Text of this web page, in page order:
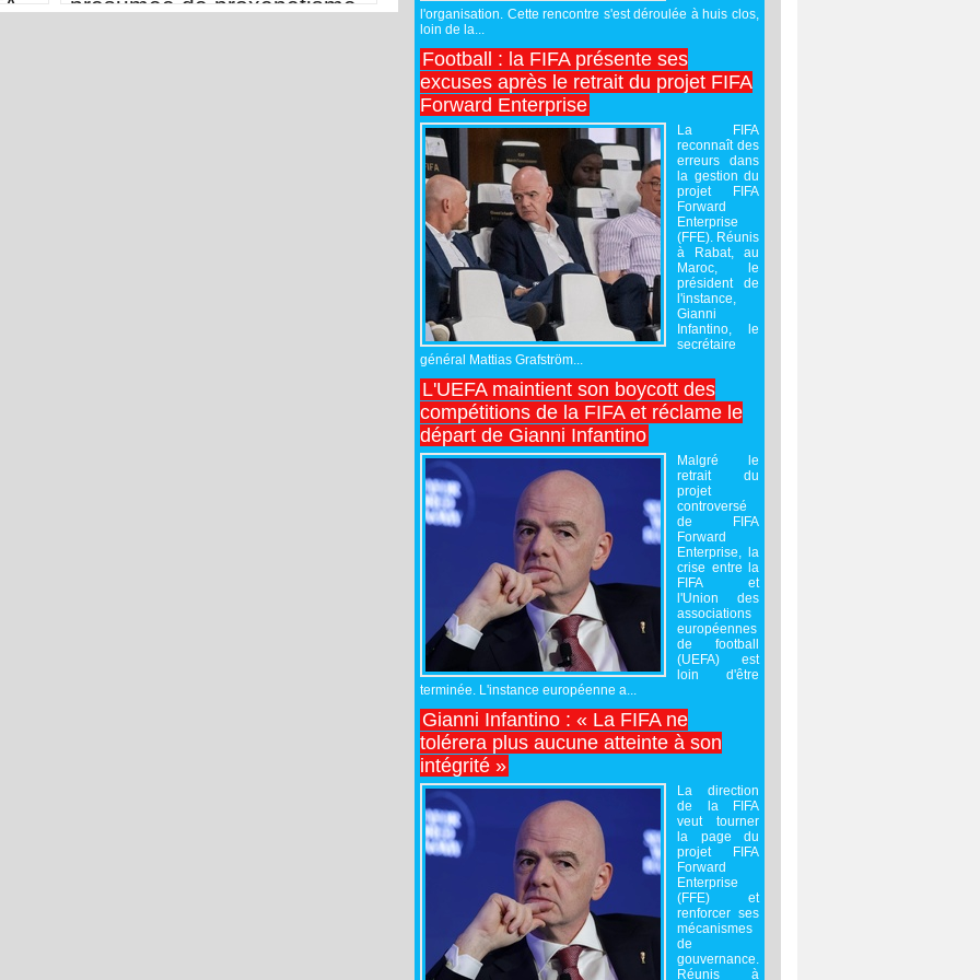
présumée de proxénétisme
l'organisation. Cette rencontre s'est déroulée à huis clos,
loin de la...
Football : la FIFA présente ses
excuses après le retrait du projet FIFA
Forward Enterprise
La FIFA
reconnaît des
erreurs dans
la gestion du
projet FIFA
Forward
Enterprise
(FFE). Réunis
à Rabat, au
Maroc, le
président de
l'instance,
Gianni
Infantino, le
secrétaire
général Mattias Grafström...
L'UEFA maintient son boycott des
compétitions de la FIFA et réclame le
départ de Gianni Infantino
Malgré le
retrait du
projet
controversé
de FIFA
Forward
Enterprise, la
crise entre la
FIFA et
l'Union des
associations
européennes
de football
(UEFA) est
loin d'être
terminée. L'instance européenne a...
Gianni Infantino : « La FIFA ne
tolérera plus aucune atteinte à son
intégrité »
La direction
de la FIFA
veut tourner
la page du
projet FIFA
Forward
Enterprise
(FFE) et
renforcer ses
mécanismes
de
gouvernance.
Réunis à